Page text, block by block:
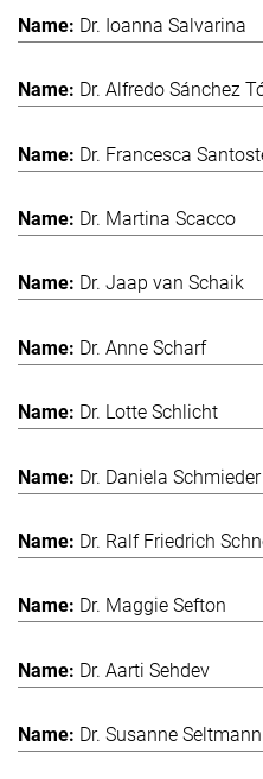
Dr. Ioanna Salvarina
Dr. Alfredo Sánchez
Dr. Francesca
Dr. Martina Scacco
Dr. Jaap van Schaik
Dr. Anne Scharf
Dr. Lotte Schlicht
Dr. Daniela Schmieder
Dr. Ralf Friedrich
Dr. Maggie Sefton
Dr. Aarti Sehdev
Dr. Susanne Seltmann